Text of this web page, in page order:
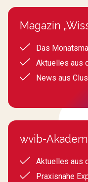
Magazin
Das
Aktuelles aus
News aus
wvib-
Aktuelles aus
Praxisnahe